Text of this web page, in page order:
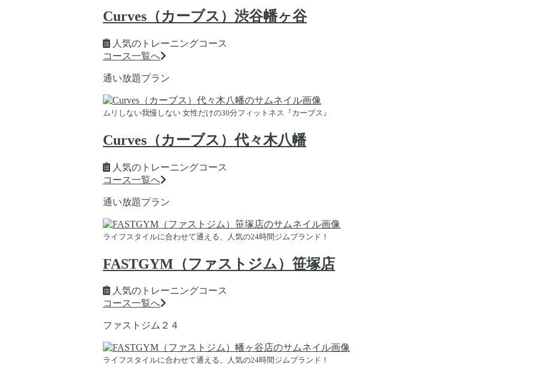
Curves（カーブス）渋谷幡ヶ谷
人気のトレーニングコース
コース一覧へ
通い放題プラン
ムリしない我慢しない 女性だけの30分フィットネス『カーブス』
Curves（カーブス）代々木八幡
人気のトレーニングコース
コース一覧へ
通い放題プラン
ライフスタイルに合わせて通える、人気の24時間ジムブランド！
FASTGYM（ファストジム）笹塚店
人気のトレーニングコース
コース一覧へ
ファストジム２４
ライフスタイルに合わせて通える、人気の24時間ジムブランド！